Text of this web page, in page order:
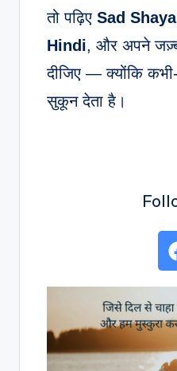
तो पढ़िए Sad
Hindi, और अपने
दीजिए — क्योंकि कभी-
सुकून देता है।